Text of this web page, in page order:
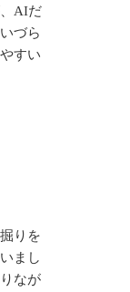
AIだ
づら
すい
りを
まし
なが